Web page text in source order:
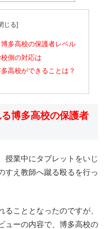
多高校の保護者レベル
側の対応は
高校ができることは？
博多高校の保護者
授業中にタブレットをいじ
すえ教師へ蹴る殴るを行っ
こととなったのですが、
ューの内容で、博多高校の